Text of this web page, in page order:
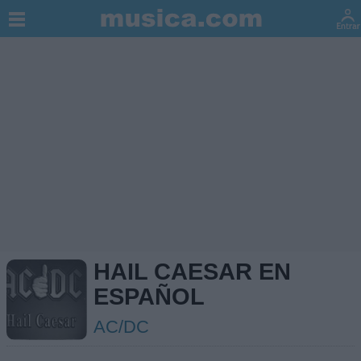
HAIL CAESAR EN
ESPAÑOL
AC/DC